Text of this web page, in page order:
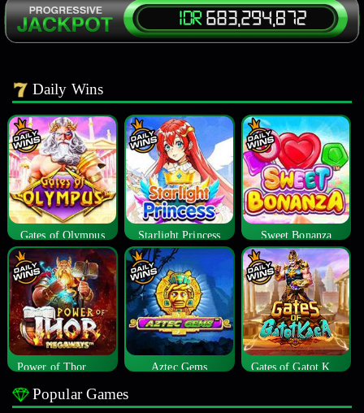
Daily Wins
Gates of Olympus Starlight Princess Sweet Bonanza
Aztec Gems
Popular Games